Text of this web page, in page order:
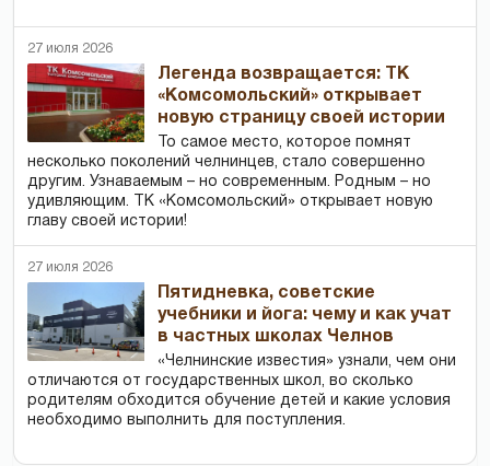
27 июля 2026
Легенда возвращается: ТК
«Комсомольский» открывает
новую страницу своей истории
То самое место, которое помнят
несколько поколений челнинцев, стало совершенно
другим. Узнаваемым – но современным. Родным – но
удивляющим. ТК «Комсомольский» открывает новую
главу своей истории!
27 июля 2026
Пятидневка, советские
учебники и йога: чему и как учат
в частных школах Челнов
«Челнинские известия» узнали, чем они
отличаются от государственных школ, во сколько
родителям обходится обучение детей и какие условия
необходимо выполнить для поступления.